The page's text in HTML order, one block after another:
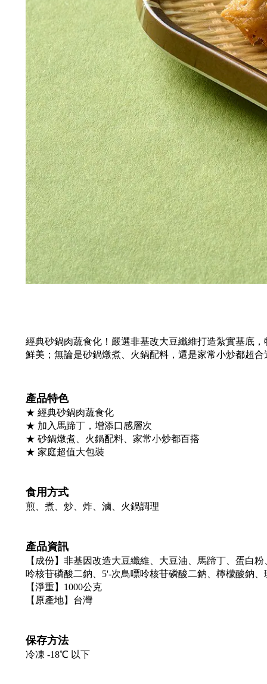
經典砂鍋肉蔬食化！嚴選非基改大豆纖維打造紮實基底
鮮美；無論是砂鍋燉煮、火鍋配料，還是家常小炒都超合
產品特色
★ 經典砂鍋肉蔬食化
★ 加入馬蹄丁，增添口感層次
★ 砂鍋燉煮、火鍋配料、家常小炒都百搭
★ 家庭超值大包裝
食用方式
煎、煮、炒、炸、滷、火鍋調理
產品資訊
【成份】非基因改造大豆纖維、大豆油、馬蹄丁、蛋白
呤核苷磷酸二鈉、5'-次鳥嘌呤核苷磷酸二鈉、檸檬酸鈉
【淨重】1000公克
【原產地】台灣
保存方法
冷凍 -18℃ 以下